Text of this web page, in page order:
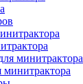
минитрактора